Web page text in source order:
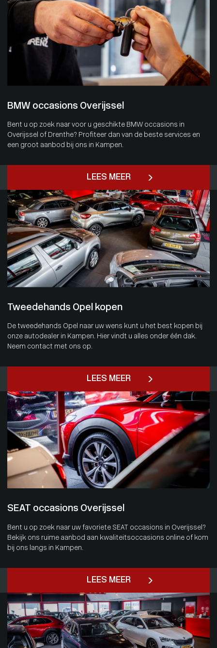
BMW occasions Overijssel
Bent u op zoek naar voor u geschikte BMW occasions in
Overijssel of Drenthe? Profiteer dan van de beste services en
een groot aanbod bij ons in Kampen.
LEES MEER
Tweedehands Opel kopen
De tweedehands Opel naar uw wens kunt u het best kopen bij
onze autodealer in Kampen. Hier vindt u alles onder één dak.
Neem contact met ons op.
LEES MEER
SEAT occasions Overijssel
Bent u op zoek naar uw favoriete SEAT occasions in Overijssel?
Bekijk ons ruime aanbod aan kwaliteitsoccasions online of kom
bij ons langs in Kampen.
LEES MEER